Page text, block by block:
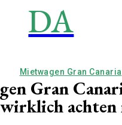
DA
Mietwagen Gran Canaria
Gran
achten